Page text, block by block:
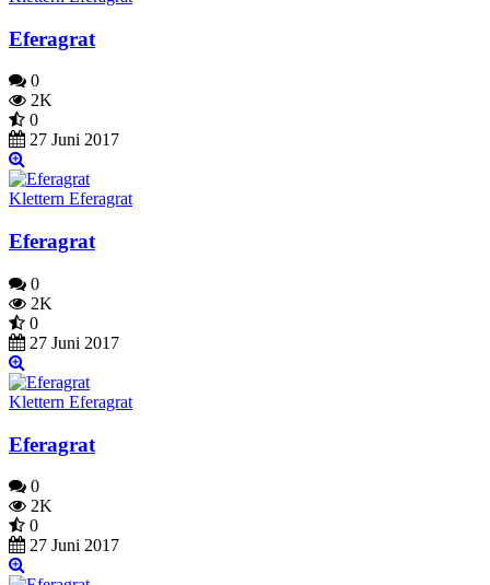
Eferagrat
0
2K
0
27 Juni 2017
Klettern Eferagrat
Eferagrat
0
2K
0
27 Juni 2017
Klettern Eferagrat
Eferagrat
0
2K
0
27 Juni 2017